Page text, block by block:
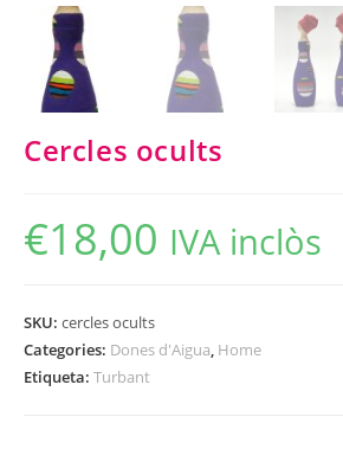
Cercles ocults
€18,00 IVA inclòs
SKU: cercles ocults
Categories: Dones d'Aigua, Home
Etiqueta: Turbant